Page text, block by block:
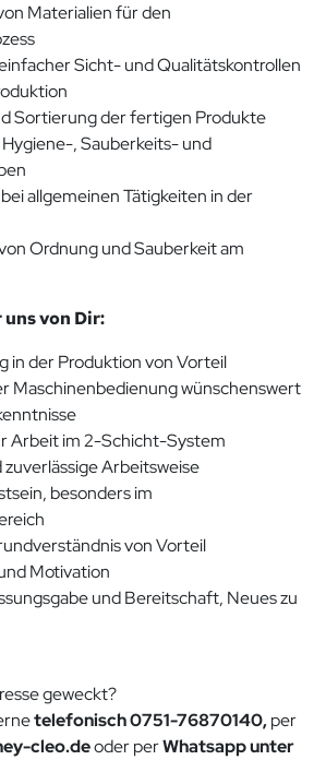
Materialien für den
Sicht- und Qualitätskontrollen
Sortierung der fertigen Produkte
, Sauberkeits- und
allgemeinen Tätigkeiten in der
Ordnung und Sauberkeit am
uns von Dir:
in der Produktion von Vorteil
Maschinenbedienung wünschenswert
Arbeit im 2-Schicht-System
Arbeitsweise
besonders im
von Vorteil
Motivation
und Bereitschaft, Neues zu
geweckt?
telefonisch 0751-76870140,per
cleo.deoder perWhatsapp unter